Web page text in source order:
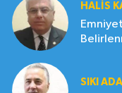
HALIS
SIKI ADA